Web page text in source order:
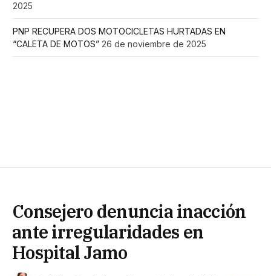
2025
PNP RECUPERA DOS MOTOCICLETAS HURTADAS EN
“CALETA DE MOTOS” 26 de noviembre de 2025
Consejero denuncia inacción
ante irregularidades en
Hospital Jamo